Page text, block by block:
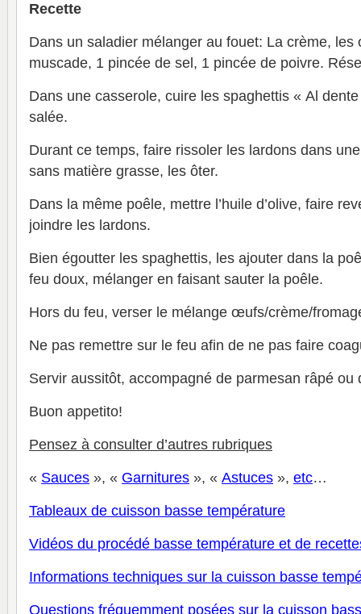
Recette
Dans un saladier mélanger au fouet: La crème,
muscade, 1 pincée de sel, 1 pincée de poivre.
Dans une casserole, cuire les spaghettis « Al
salée.
Durant ce temps, faire rissoler les lardons dans
sans matière grasse, les ôter.
Dans la même poêle, mettre l’huile d’olive, faire
joindre les lardons.
Bien égoutter les spaghettis, les ajouter dans la
feu doux, mélanger en faisant sauter la poêle.
Hors du feu, verser le mélange œufs/crème/
Ne pas remettre sur le feu afin de ne pas faire
Servir aussitôt, accompagné de parmesan râpé ou
Buon appetito!
Pensez à consulter d’autres rubriques
« Sauces », « Garnitures », « Astuces », etc…
Tableaux de cuisson basse température
Vidéos du procédé basse température et de
Informations techniques sur la cuisson basse
Questions fréquemment posées sur la cuisson